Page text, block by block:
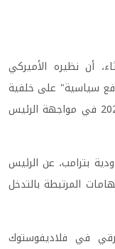
أن نظيره الأميركي
سياسية" على خلفية
ترشّحه للانتخابات الرئاسية الأميركية للعام 2024 في مواجهة الرئيس
بترامب، عن الرئيس
المرتبطة بالتدخل
في فلاديفوستوك